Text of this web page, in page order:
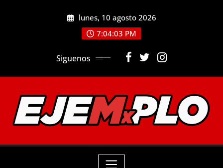
lunes, 10 agosto 2026
7:04:05 PM
Siguenos